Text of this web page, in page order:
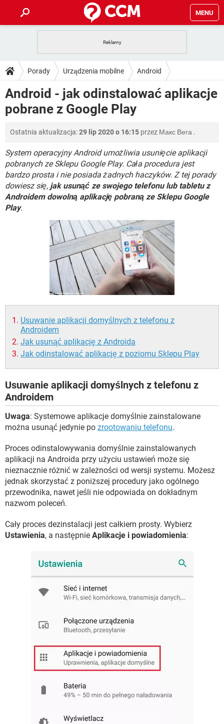
MENU
GRY WHATSAPP
SPOTIFY NETFLIX
INSTAGRAM FACEBOOK
PORADY
PlayStation TIKTOK
GRY WHATSAPP
NETFLIX
INSTAGRAM FACEBOOK
WINDOWS 10
DO POBRANIA
ANDROID TIKTOK
INSTAGRAM FACEBOOK
WINDOWS 10
FORUM
COVID-19 TIKTOK
GRY WHATSAPP
SPOTIFY NETFLIX
INSTAGRAM FACEBOOK
WINDOWS 10
COVID-19 TIKTOK
GRY WHATSAPP
SPOTIFY NETFLIX
INSTAGRAM
Porady Urządzenia mobilne Android
Android - jak odinstalować aplikacje
pobrane z Google Play
Ostatnia aktualizacja:29 lip 2020 o 16:15 przez Макс Вега .
System operacyjny Android umożliwia usunięcie aplikacji
pobranych ze Sklepu Google Play. Cała procedura jest
bardzo prosta i nie posiada żadnych haczyków. Z tej porady
dowiesz się, jak usunąć ze swojego telefonu lub tabletu z
Androidem dowolną aplikację pobraną ze Sklepu Google
Play.
Usuwanie aplikacji domyślnych z telefonu z
Androidem
Jak usunąć aplikację z Androida
Jak odinstalować aplikację z poziomu Sklepu Play
Usuwanie aplikacji domyślnych z telefonu z
Androidem
Uwaga: Systemowe aplikacje domyślnie zainstalowane
można usunąć jedynie po zrootowaniu telefonu.
Proces odinstalowywania domyślnie zainstalowanych
aplikacji na Androida przy użyciu ustawień może się
nieznacznie różnić w zależności od wersji systemu. Możesz
jednak skorzystać z poniższej procedury jako ogólnego
przewodnika, nawet jeśli nie odpowiada on dokładnym
nazwom poleceń.
Cały proces dezinstalacji jest całkiem prosty. Wybierz
Ustawienia, a następnie Aplikacje i powiadomienia: